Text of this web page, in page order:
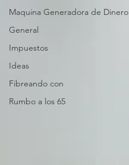
Maquina Generadora de Dinero
General
Impuestos
Ideas
Fibreando con
Rumbo a los 65